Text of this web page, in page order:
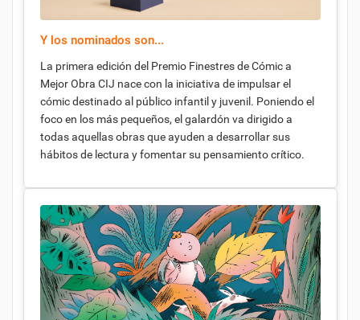
Y los nominados son...
La primera edición del Premio Finestres de Cómic a
Mejor Obra CIJ nace con la iniciativa de impulsar el
cómic destinado al público infantil y juvenil. Poniendo el
foco en los más pequeños, el galardón va dirigido a
todas aquellas obras que ayuden a desarrollar sus
hábitos de lectura y fomentar su pensamiento crítico.